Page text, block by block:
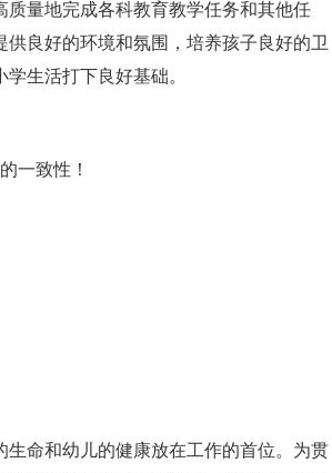
量地完成各科教育教学任务和其他任
良好的环境和氛围，培养孩子良好的卫
生活打下良好基础。
一致性！
命和幼儿的健康放在工作的首位。为贯